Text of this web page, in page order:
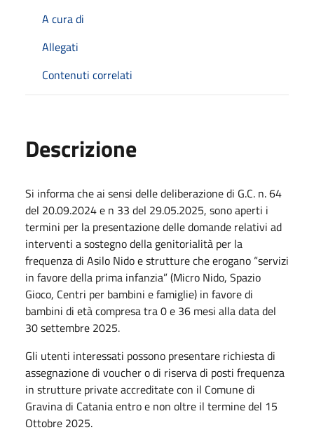
A cura di
Allegati
Contenuti correlati
Descrizione
Si informa che ai sensi delle deliberazione di G.C. n. 64
del 20.09.2024 e n 33 del 29.05.2025, sono aperti i
termini per la presentazione delle domande relativi ad
interventi a sostegno della genitorialità per la
frequenza di Asilo Nido e strutture che erogano “servizi
in favore della prima infanzia” (Micro Nido, Spazio
Gioco, Centri per bambini e famiglie) in favore di
bambini di età compresa tra 0 e 36 mesi alla data del
30 settembre 2025.
Gli utenti interessati possono presentare richiesta di
assegnazione di voucher o di riserva di posti frequenza
in strutture private accreditate con il Comune di
Gravina di Catania entro e non oltre il termine del 15
Ottobre 2025.